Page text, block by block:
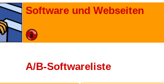
Software und Webseiten
A/B-Softwareliste